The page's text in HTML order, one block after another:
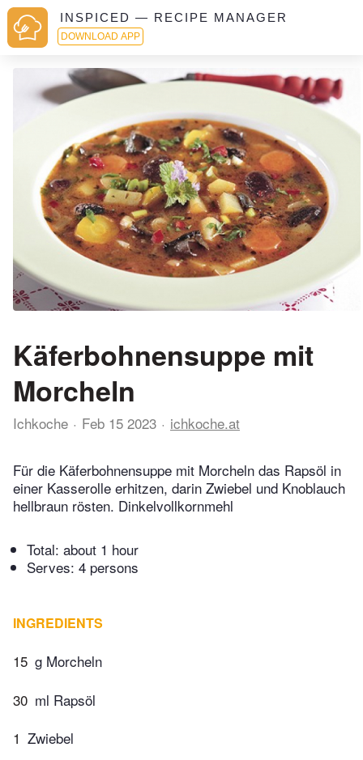
INSPICED — RECIPE MANAGER
DOWNLOAD APP
Käferbohnensuppe mit
Morcheln
Ichkoche Feb 15 2023 ichkoche.at
Für die Käferbohnensuppe mit Morcheln das Rapsöl in
einer Kasserolle erhitzen, darin Zwiebel und Knoblauch
hellbraun rösten. Dinkelvollkornmehl
Total: about 1 hour
Serves: 4 persons
INGREDIENTS
15 g Morcheln
30 ml Rapsöl
1 Zwiebel